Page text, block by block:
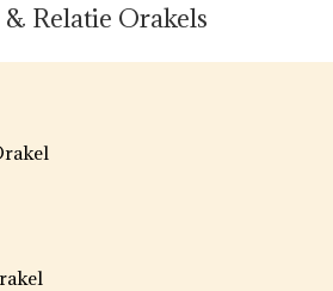
Relatie Orakels